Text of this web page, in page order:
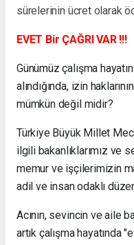
sürelerinin ücret olarak
EVET Bir ÇAĞRI VAR !!!
Günümüz çalışma
alındığında, izin
mümkün değil midir?
Türkiye Büyük Millet
ilgili bakanlıklarımız ve
memur ve işçilerimizin
adil ve insan odaklı
Acının, sevincin ve aile
artık çalışma hayatında